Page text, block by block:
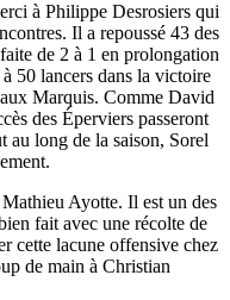
à Philippe Desrosiers qui
Il a repoussé 43 des
de 2 à 1 en prolongation
50 lancers dans la victoire
Marquis. Comme David
des Éperviers passeront
au long de la saison, Sorel
Ayotte. Il est un des
fait avec une récolte de
cette lacune offensive chez
de main à Christian